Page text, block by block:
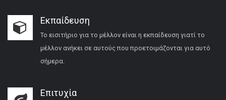
Εκπαίδευση
Το εισιτήριο για το μέλλον είναι η εκπαίδευση γιατί το
μέλλον ανήκει σε αυτούς που προετοιμάζονται για αυτό
σήμερα.
Επιτυχία